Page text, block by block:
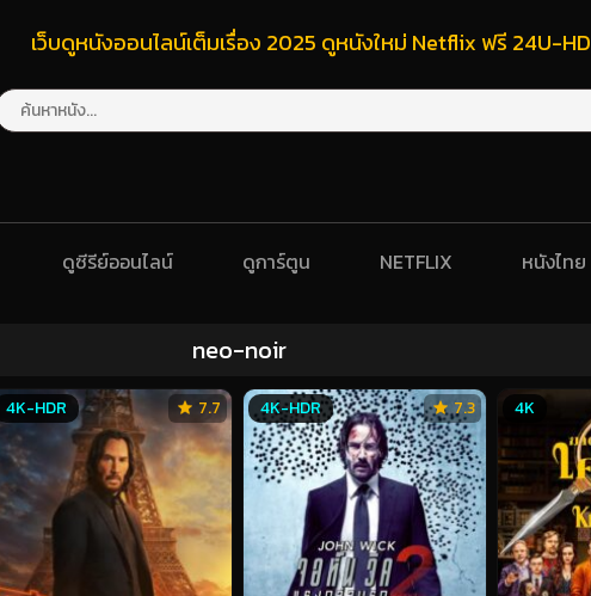
เว็บดูหนังออนไลน์เต็มเรื่อง 2025 ดูหนังใหม่ Netflix ฟรี 24U-HD
ดูซีรีย์ออนไลน์ ดูการ์ตูน NETFLIX หนังไทย
neo-noir
7.7
4K-HDR 7.3
4K-HDR 4K